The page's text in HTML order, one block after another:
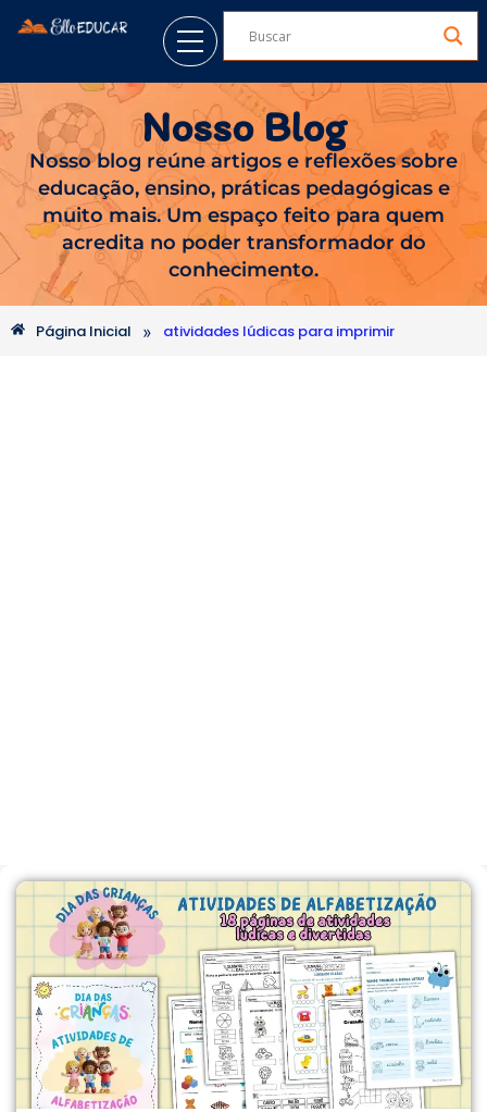
Nosso Blog
Nosso blog reúne artigos e reflexões sobre
educação, ensino, práticas pedagógicas e
muito mais. Um espaço feito para quem
acredita no poder transformador do
conhecimento.
Página Inicial » atividades lúdicas para imprimir